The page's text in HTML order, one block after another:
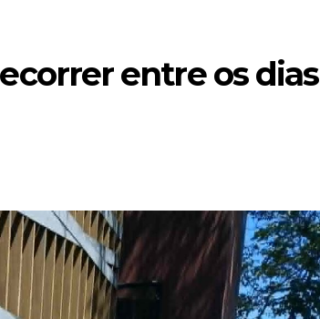
entre os dias